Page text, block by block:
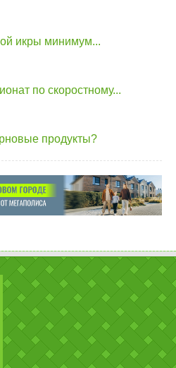
икры минимум...
по скоростному...
продукты?